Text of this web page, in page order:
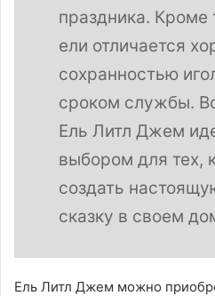
праздника. Кроме
ели отличается
сохранностью
сроком службы.
Ель Литл Джем
выбором для тех,
создать
сказку в своем
Ель Литл Джем можно